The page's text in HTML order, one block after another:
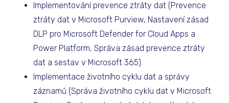
Implementování prevence ztráty dat (Prevence
ztráty dat v Microsoft Purview, Nastavení zásad
DLP pro Microsoft Defender for Cloud Apps a
Power Platform, Správa zásad prevence ztráty
dat a sestav v Microsoft 365).
Implementace životního cyklu dat a správy
záznamů (Správa životního cyklu dat v Microsoft